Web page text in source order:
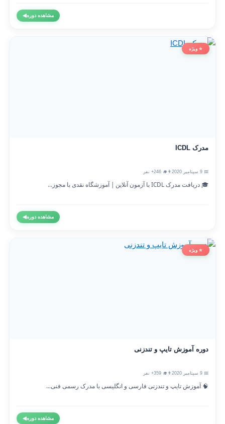
مشاهده دوره◀
⭐ ویژه
مدرک ICDL
👨‍🎓 246+ نفر
🎓 دریافت مدرک ICDL با آزمون آنلاین | آموزشگاه نقدی با مجوز...
مشاهده دوره◀
⭐ ویژه
دوره آموزش تایپ و تندزنی
👨‍🎓 359+ نفر
🧠 آموزش تایپ و تندزنی فارسی و انگلیسی با مدرک رسمی فنی...
مشاهده دوره◀